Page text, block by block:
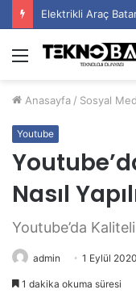
Elektrikli Araç
Menü
Anasayfa / Sosyal
Youtube
Nasıl
Youtube’da Kaliteli
admin 1 Eylül 2020
1 dakika okuma süresi